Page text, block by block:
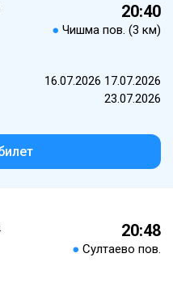
20:40
● Чишма пов. (3 км)
16.07.2026 17.07.2026
23.07.2026
20:48
● Султаево пов.